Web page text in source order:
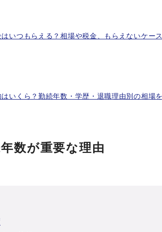
いつもらえる？相場や税金、もらえないケー
いくら？勤続年数・学歴・退職理由別の相場
数が重要な理由